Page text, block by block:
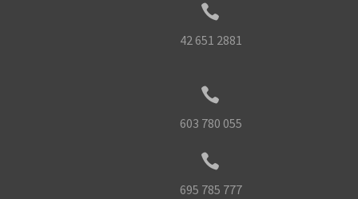


42 651 2881


603 780 055


695 785 777